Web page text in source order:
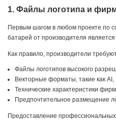
1. Файлы логотипа и
Первым шагом в любом проекте по
батарей от производителя является
Как правило, производители
Файлы логотипов высокого
Векторные форматы, такие как AI,
Технические характеристики
Предпочтительное размещение
Предоставление